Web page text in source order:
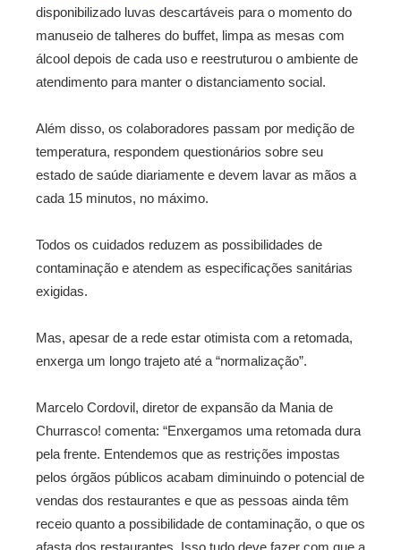
disponibilizado luvas descartáveis para o momento do
manuseio de talheres do buffet, limpa as mesas com
álcool depois de cada uso e reestruturou o ambiente de
atendimento para manter o distanciamento social.
Além disso, os colaboradores passam por medição de
temperatura, respondem questionários sobre seu
estado de saúde diariamente e devem lavar as mãos a
cada 15 minutos, no máximo.
Todos os cuidados reduzem as possibilidades de
contaminação e atendem as especificações sanitárias
exigidas.
Mas, apesar de a rede estar otimista com a retomada,
enxerga um longo trajeto até a “normalização”.
Marcelo Cordovil, diretor de expansão da Mania de
Churrasco! comenta: “Enxergamos uma retomada dura
pela frente. Entendemos que as restrições impostas
pelos órgãos públicos acabam diminuindo o potencial de
vendas dos restaurantes e que as pessoas ainda têm
receio quanto a possibilidade de contaminação, o que os
afasta dos restaurantes. Isso tudo deve fazer com que a